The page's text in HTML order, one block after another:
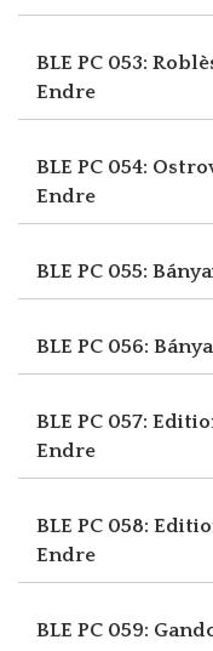
BLE PC 053:
Endre
BLE PC 054:
Endre
BLE PC 055:
BLE PC 056:
BLE PC 057:
Endre
BLE PC 058:
Endre
BLE PC 059: